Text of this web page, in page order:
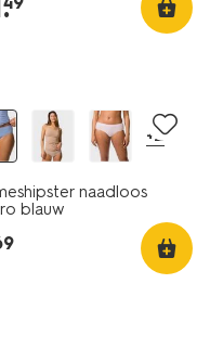
+2
naadloos
blauw